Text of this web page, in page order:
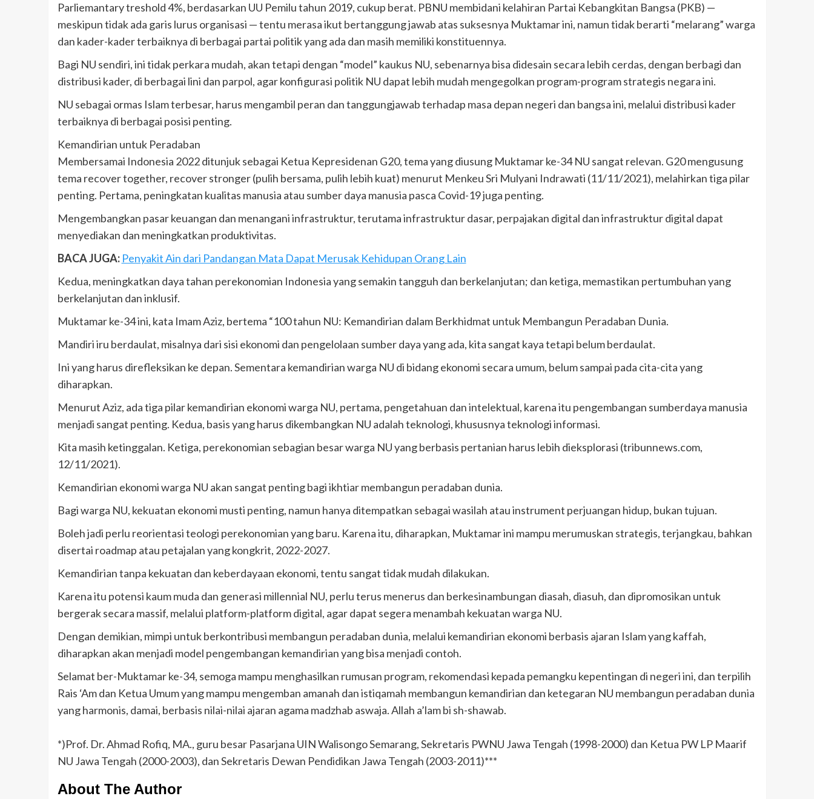
Parliemantary treshold 4%, berdasarkan UU Pemilu tahun 2019, cukup berat. PBNU membidani kelahiran Partai Kebangkitan Bangsa (PKB) —
meskipun tidak ada garis lurus organisasi — tentu merasa ikut bertanggung jawab atas suksesnya Muktamar ini, namun tidak berarti “melarang” warga
dan kader-kader terbaiknya di berbagai partai politik yang ada dan masih memiliki konstituennya.
Bagi NU sendiri, ini tidak perkara mudah, akan tetapi dengan “model” kaukus NU, sebenarnya bisa didesain secara lebih cerdas, dengan berbagi dan
distribusi kader, di berbagai lini dan parpol, agar konfigurasi politik NU dapat lebih mudah mengegolkan program-program strategis negara ini.
NU sebagai ormas Islam terbesar, harus mengambil peran dan tanggungjawab terhadap masa depan negeri dan bangsa ini, melalui distribusi kader
terbaiknya di berbagai posisi penting.
Kemandirian untuk Peradaban
Membersamai Indonesia 2022 ditunjuk sebagai Ketua Kepresidenan G20, tema yang diusung Muktamar ke-34 NU sangat relevan. G20 mengusung
tema recover together, recover stronger (pulih bersama, pulih lebih kuat) menurut Menkeu Sri Mulyani Indrawati (11/11/2021), melahirkan tiga pilar
penting. Pertama, peningkatan kualitas manusia atau sumber daya manusia pasca Covid-19 juga penting.
Mengembangkan pasar keuangan dan menangani infrastruktur, terutama infrastruktur dasar, perpajakan digital dan infrastruktur digital dapat
menyediakan dan meningkatkan produktivitas.
BACA JUGA: Penyakit Ain dari Pandangan Mata Dapat Merusak Kehidupan Orang Lain
Kedua, meningkatkan daya tahan perekonomian Indonesia yang semakin tangguh dan berkelanjutan; dan ketiga, memastikan pertumbuhan yang
berkelanjutan dan inklusif.
Muktamar ke-34 ini, kata Imam Aziz, bertema “100 tahun NU: Kemandirian dalam Berkhidmat untuk Membangun Peradaban Dunia.
Mandiri iru berdaulat, misalnya dari sisi ekonomi dan pengelolaan sumber daya yang ada, kita sangat kaya tetapi belum berdaulat.
Ini yang harus direfleksikan ke depan. Sementara kemandirian warga NU di bidang ekonomi secara umum, belum sampai pada cita-cita yang
diharapkan.
Menurut Aziz, ada tiga pilar kemandirian ekonomi warga NU, pertama, pengetahuan dan intelektual, karena itu pengembangan sumberdaya manusia
menjadi sangat penting. Kedua, basis yang harus dikembangkan NU adalah teknologi, khususnya teknologi informasi.
Kita masih ketinggalan. Ketiga, perekonomian sebagian besar warga NU yang berbasis pertanian harus lebih dieksplorasi (tribunnews.com,
12/11/2021).
Kemandirian ekonomi warga NU akan sangat penting bagi ikhtiar membangun peradaban dunia.
Bagi warga NU, kekuatan ekonomi musti penting, namun hanya ditempatkan sebagai wasilah atau instrument perjuangan hidup, bukan tujuan.
Boleh jadi perlu reorientasi teologi perekonomian yang baru. Karena itu, diharapkan, Muktamar ini mampu merumuskan strategis, terjangkau, bahkan
disertai roadmap atau petajalan yang kongkrit, 2022-2027.
Kemandirian tanpa kekuatan dan keberdayaan ekonomi, tentu sangat tidak mudah dilakukan.
Karena itu potensi kaum muda dan generasi millennial NU, perlu terus menerus dan berkesinambungan diasah, diasuh, dan dipromosikan untuk
bergerak secara massif, melalui platform-platform digital, agar dapat segera menambah kekuatan warga NU.
Dengan demikian, mimpi untuk berkontribusi membangun peradaban dunia, melalui kemandirian ekonomi berbasis ajaran Islam yang kaffah,
diharapkan akan menjadi model pengembangan kemandirian yang bisa menjadi contoh.
Selamat ber-Muktamar ke-34, semoga mampu menghasilkan rumusan program, rekomendasi kepada pemangku kepentingan di negeri ini, dan terpilih
Rais ‘Am dan Ketua Umum yang mampu mengemban amanah dan istiqamah membangun kemandirian dan ketegaran NU membangun peradaban dunia
yang harmonis, damai, berbasis nilai-nilai ajaran agama madzhab aswaja. Allah a’lam bi sh-shawab.
*)Prof. Dr. Ahmad Rofiq, MA., guru besar Pasarjana UIN Walisongo Semarang, Sekretaris PWNU Jawa Tengah (1998-2000) dan Ketua PW LP Maarif
NU Jawa Tengah (2000-2003), dan Sekretaris Dewan Pendidikan Jawa Tengah (2003-2011)***
About The Author